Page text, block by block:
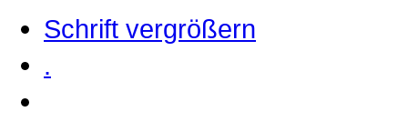
Schrift vergrößern
.